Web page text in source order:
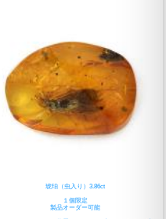
琥珀（虫入り）3.86ct
１個限定
製品オーダー可能